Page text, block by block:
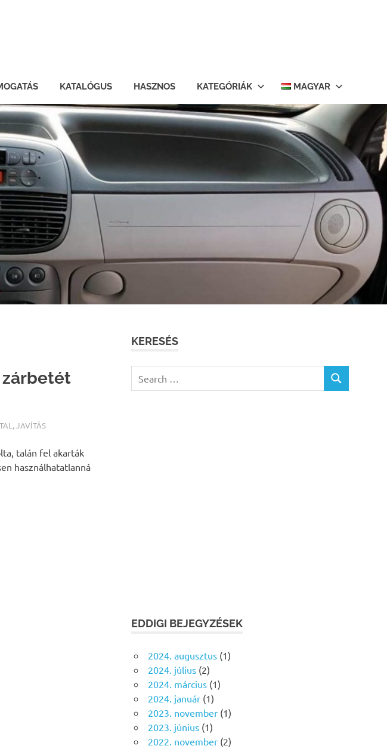
KATALÓGUS HASZNOS KATEGÓRIÁK MAGYAR
,JAVÍTÁS
talán fel akarták
használhatatlanná
KERESÉS
for:
SEARCH
EDDIGI BEJEGYZÉSEK
2024. augusztus (1)
2024. július (2)
2024. március (1)
2024. január (1)
2023. november (1)
2023. június (1)
2022. november (2)